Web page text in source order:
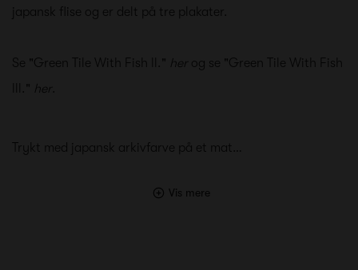
japansk flise og er delt på tre plakater.
Se "Green Tile With Fish ll." her og se "Green Tile With Fish
lll." her
Trykt med japansk arkivfarve på et mat…
Vis mere